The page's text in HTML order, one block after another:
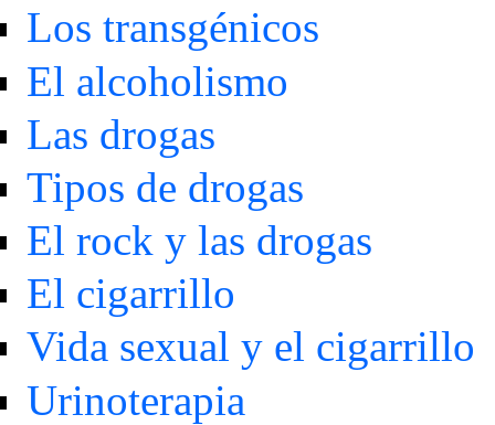
Los transgénicos
El alcoholismo
Las drogas
Tipos de drogas
El rock y las drogas
El cigarrillo
Vida sexual y el cigarrillo
Urinoterapia